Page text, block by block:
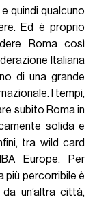
quindi qualcuno
Ed è proprio
Roma così
Italiana
di una grande
I tempi,
subito Roma in
solida e
tra wild card
Europe. Per
più percorribile è
da un’altra città,